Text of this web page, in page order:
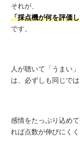
それが、
「採点機が何を評価
です。
人が聴いて「うまい
は、必ずしも同じでは
感情をたっぷり込め
れば点数が伸びにく